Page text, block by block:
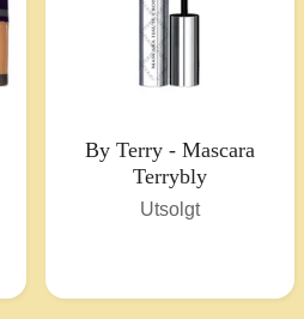
By Terry - Mascara
Terrybly
Utsolgt